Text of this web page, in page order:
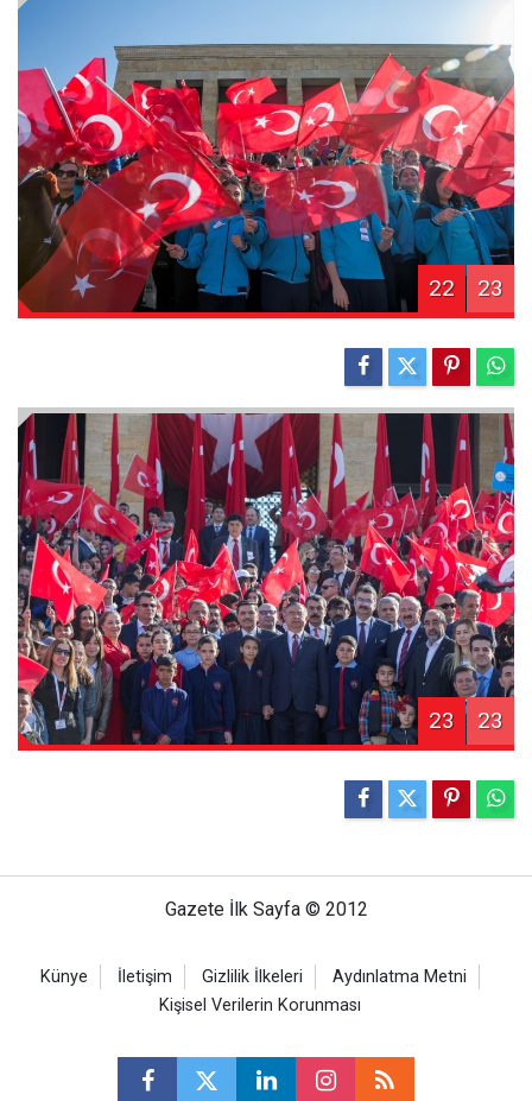
22 23
23 23
Gazete İlk Sayfa © 2012
Künye İletişim Gizlilik İlkeleri
Aydınlatma Metni
Kişisel Verilerin Korunması